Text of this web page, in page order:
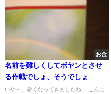
お金
名前を難しくしてボヤンとさせ
る作戦でしょ、そうでしょ
いや～、暑くなってきましたね。 こんに